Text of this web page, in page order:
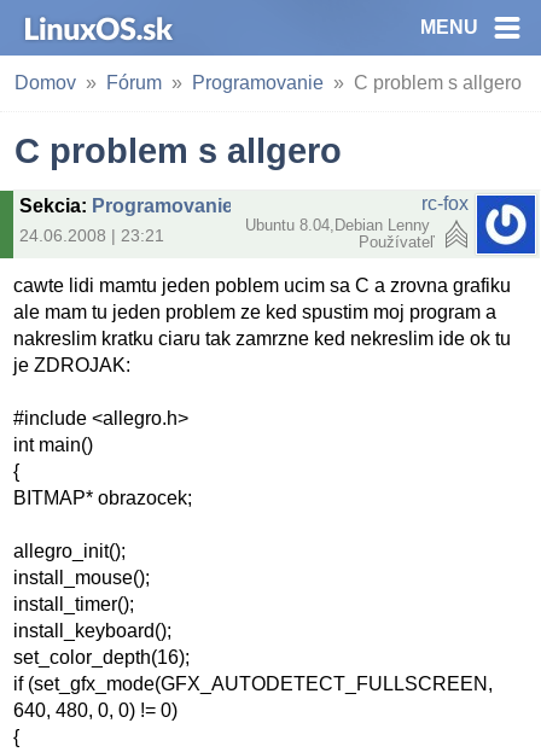
MENU
Domov Fórum Programovanie C problem s allgero
C problem s allgero
Sekcia: Programovanie
24.06.2008 | 23:21
rc-fox
Ubuntu 8.04,Debian Lenny
Používateľ
cawte lidi mamtu jeden poblem ucim sa C a zrovna grafiku
ale mam tu jeden problem ze ked spustim moj program a
nakreslim kratku ciaru tak zamrzne ked nekreslim ide ok tu
je ZDROJAK:
#include <allegro.h>
int main()
{
BITMAP* obrazocek;
allegro_init();
install_mouse();
install_timer();
install_keyboard();
set_color_depth(16);
if (set_gfx_mode(GFX_AUTODETECT_FULLSCREEN,
640, 480, 0, 0) != 0)
{